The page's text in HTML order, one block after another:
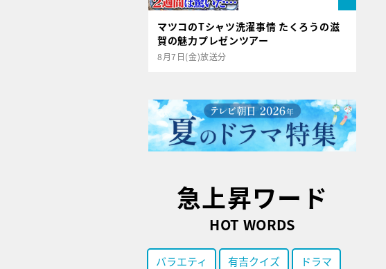
マツコのTシャツ洗濯事情 たくろうの滋
賀の魅力プレゼンツアー
8月7日(金)放送分
急上昇ワード
HOT WORDS
バラエティ 有吉クイズ ドラマ